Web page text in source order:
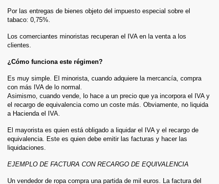
Por las entregas de bienes objeto del impuesto especial sobre el
tabaco: 0,75%.
Los comerciantes minoristas recuperan el IVA en la venta a los
clientes.
¿Cómo funciona este régimen?
Es muy simple. El minorista, cuando adquiere la mercancía, compra
con más IVA de lo normal.
Asimismo, cuando vende, lo hace a un precio que ya incorpora el IVA y
el recargo de equivalencia como un coste más. Obviamente, no liquida
a Hacienda el IVA.
El mayorista es quien está obligado a liquidar el IVA y el recargo de
equivalencia. Este es quien debe emitir las facturas y hacer las
liquidaciones.
EJEMPLO DE FACTURA CON RECARGO DE EQUIVALENCIA
Un vendedor de ropa compra una partida de mil euros. La factura del